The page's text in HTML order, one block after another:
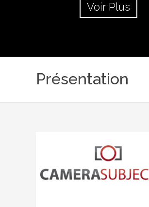
Voir Plus
Présentation